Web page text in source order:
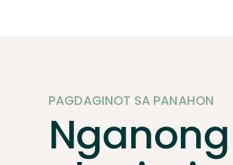
PAGDAGINOT SA PANAHON
Nganong